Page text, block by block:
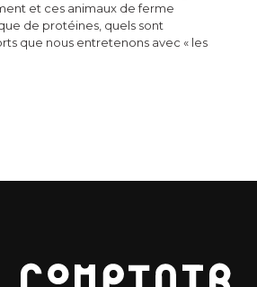
et ces animaux de ferme
de protéines, quels sont
que nous entretenons avec « les